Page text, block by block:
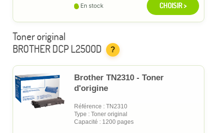
En stock CHOISIR >
Toner original
BROTHER DCP L2500D
?
Brother TN2310 - Toner
d'origine
Référence : TN2310
Type : Toner original
Capacité : 1200 pages